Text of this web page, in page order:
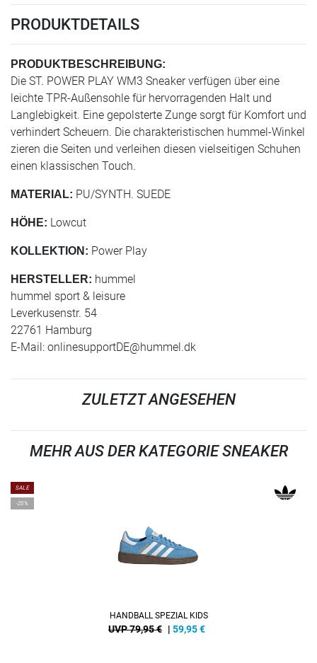
PRODUKTDETAILS
PRODUKTBESCHREIBUNG:
Die ST. POWER PLAY WM3 Sneaker verfügen über eine
leichte TPR-Außensohle für hervorragenden Halt und
Langlebigkeit. Eine gepolsterte Zunge sorgt für Komfort und
verhindert Scheuern. Die charakteristischen hummel-Winkel
zieren die Seiten und verleihen diesen vielseitigen Schuhen
einen klassischen Touch.
MATERIAL: PU/SYNTH. SUEDE
HÖHE: Lowcut
KOLLEKTION: Power Play
HERSTELLER: hummel
hummel sport & leisure
Leverkusenstr. 54
22761 Hamburg
E-Mail: onlinesupportDE@hummel.dk
ZULETZT ANGESEHEN
MEHR AUS DER KATEGORIE SNEAKER
SALE
-25%
HANDBALL SPEZIAL KIDS
UVP 79,95 € | 59,95€